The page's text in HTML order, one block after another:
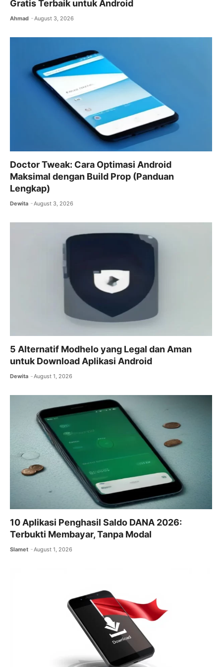
Gratis Terbaik untuk Android
Ahmad August 3, 2026
Doctor Tweak: Cara Optimasi Android
Maksimal dengan Build Prop (Panduan
Lengkap)
Dewita August 3, 2026
5 Alternatif Modhelo yang Legal dan Aman
untuk Download Aplikasi Android
Dewita August 1, 2026
10 Aplikasi Penghasil Saldo DANA 2026:
Terbukti Membayar, Tanpa Modal
Slamet August 1, 2026